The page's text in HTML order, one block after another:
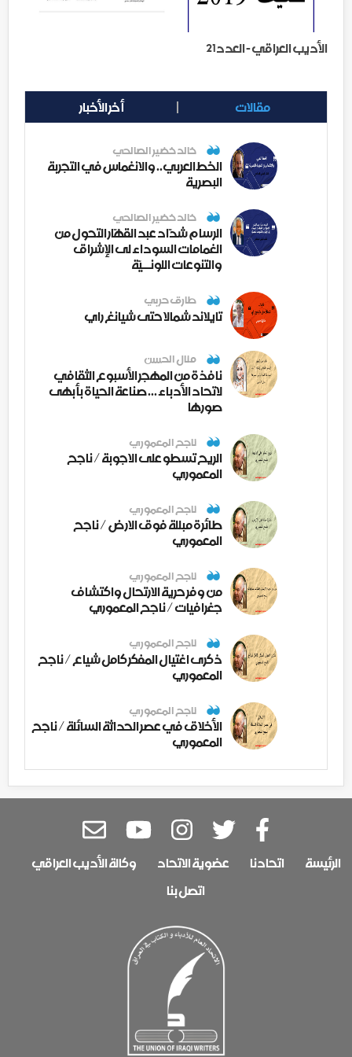
الأديب العراقي - العدد21
مقالات أخر الأخبار
خالد خضير الصالحي
الخط العربي.. والانغماس في التجربة
البصرية
خالد خضير الصالحي
الرسام شدّاد عبد القهّار التحول من
الغمامات السوداء لى الإشراق
والتنوعات اللونــيّة
طارق حربي
تايلاند شمالا حتى شيانغ راي
منال الحسن
نافذة من المهجر الأسبوع الثقافي
لاتحاد الأدباء ... صناعة الحياة بأبهى
صورها
ناجح المعموري
الريح تسطو على الاجوبة / ناجح
المعموري
ناجح المعموري
طائرة مبللة فوق الارض / ناجح
المعموري
ناجح المعموري
من وفر حرية الارتحال واكتشاف
جغرافيات / ناجح المعموري
ناجح المعموري
ذكرى اغتيال المفكر كامل شياع / ناجح
المعموري
ناجح المعموري
الأخلاق في عصر الحداثة السائلة / ناجح
المعموري
الرئيسة اتحادنا عضوية الاتحاد
وكالة الأديب العراقي
اتصل بنا